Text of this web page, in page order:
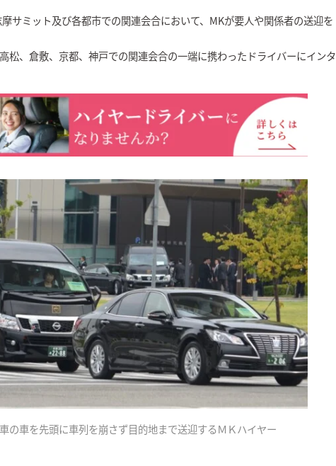
サミット及び各都市での関連会合において、MKが要人や関係者の送迎を
松、倉敷、京都、神戸での関連会合の一端に携わったドライバーにインタ
の車を先頭に車列を崩さず目的地まで送迎するＭＫハイヤー